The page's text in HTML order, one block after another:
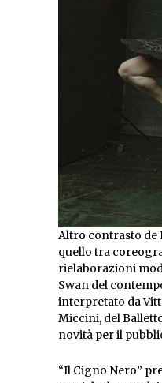
Altro contrasto de
quello tra
rielaborazioni
Swan del
interpretato da
Miccini, del
novità per il
“Il Cigno Nero”